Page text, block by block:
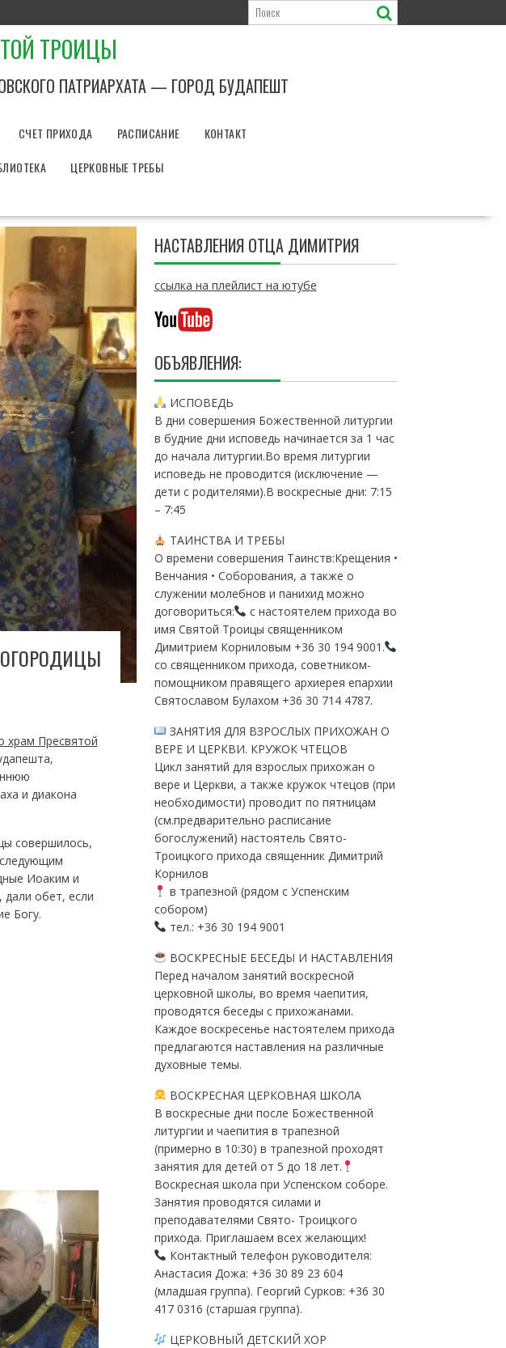
ТРОИЦЫ
ПАТРИАРХАТА — ГОРОД БУДАПЕШТ
СЧЕТ ПРИХОДА РАСПИСАНИЕ
КОНТАКТ
ЦЕРКОВНЫЕ ТРЕБЫ
храм Пресвятой
и диакона
совершилось,
Иоаким и
обет, если
Богу.
НАСТАВЛЕНИЯ ОТЦА ДИМИТРИЯ
ссылка на плейлист на ютубе
ОБЪЯВЛЕНИЯ:
ИСПОВЕДЬ
В дни совершения Божественной литургии
в будние дни исповедь начинается за 1 час
до начала литургии.Во время литургии
исповедь не проводится (исключение —
дети с родителями).В воскресные дни: 7:15
– 7:45
ТАИНСТВА И ТРЕБЫ
О времени совершения Таинств:Крещения •
Венчания • Соборования, а также о
служении молебнов и панихид можно
договориться:
с настоятелем прихода во
имя Святой Троицы священником
Димитрием Корниловым +36 30 194 9001.
со священником прихода, советником-
помощником правящего архиерея епархии
Святославом Булахом +36 30 714 4787.
ЗАНЯТИЯ ДЛЯ ВЗРОСЛЫХ ПРИХОЖАН О
ВЕРЕ И ЦЕРКВИ. КРУЖОК ЧТЕЦОВ
Цикл занятий для взрослых прихожан о
вере и Церкви, а также кружок чтецов (при
необходимости) проводит по пятницам
(см.предварительно расписание
богослужений) настоятель Свято-
Троицкого прихода священник Димитрий
Корнилов
в трапезной (рядом с Успенским
собором)
тел.: +36 30 194 9001
ВОСКРЕСНЫЕ БЕСЕДЫ И НАСТАВЛЕНИЯ
Перед началом занятий воскресной
церковной школы, во время чаепития,
проводятся беседы с прихожанами.
Каждое воскресенье настоятелем прихода
предлагаются наставления на различные
духовные темы.
ВОСКРЕСНАЯ ЦЕРКОВНАЯ ШКОЛА
В воскресные дни после Божественной
литургии и чаепития в трапезной
(примерно в 10:30) в трапезной проходят
занятия для детей от 5 до 18 лет.
Воскресная школа при Успенском соборе.
Занятия проводятся силами и
преподавателями Свято- Троицкого
прихода. Приглашаем всех желающих!
Контактный телефон руководителя:
Анастасия Дожа: +36 30 89 23 604
(младшая группа). Георгий Сурков: +36 30
417 0316 (старшая группа).
ЦЕРКОВНЫЙ ДЕТСКИЙ ХОР